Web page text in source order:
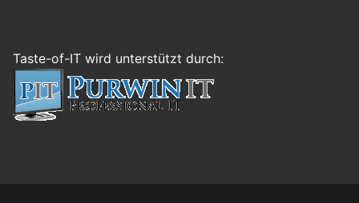
Taste-of-IT wird unterstützt durch: